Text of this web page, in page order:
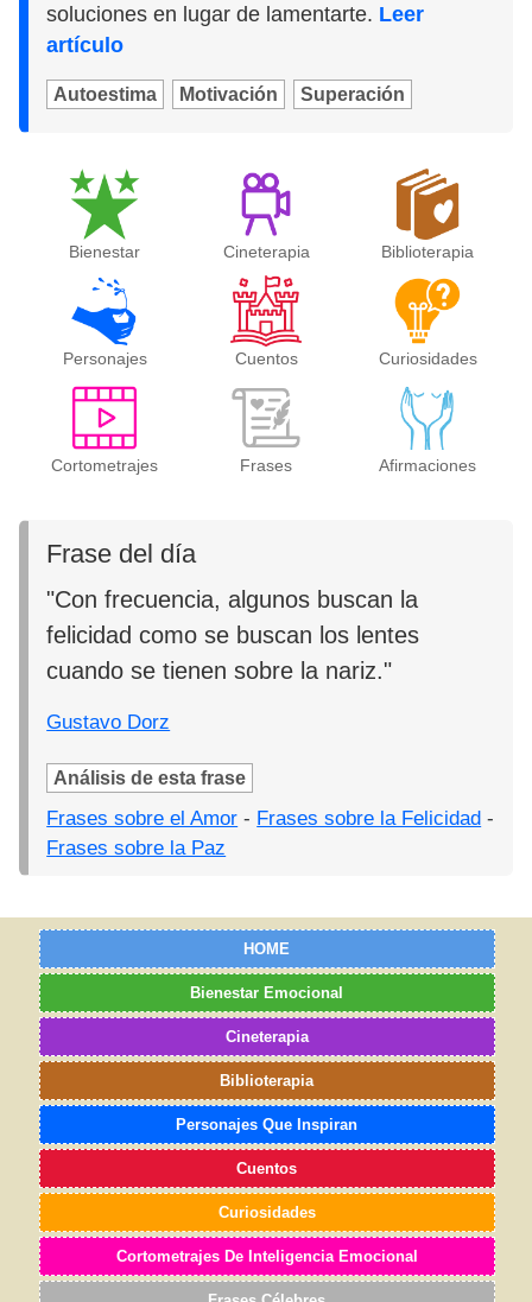
soluciones en lugar de lamentarte. Leer
artículo
Autoestima Motivación Superación
Bienestar Cineterapia Biblioterapia
Personajes Cuentos Curiosidades
Cortometrajes Frases Afirmaciones
Frase del día
"Con frecuencia, algunos buscan la
felicidad como se buscan los lentes
cuando se tienen sobre la nariz."
Gustavo Dorz
Análisis de esta frase
Frases sobre el Amor - Frases sobre la Felicidad -
Frases sobre la Paz
HOME
Bienestar Emocional
Cineterapia
Biblioterapia
Personajes Que Inspiran
Cuentos
Curiosidades
Cortometrajes De Inteligencia Emocional